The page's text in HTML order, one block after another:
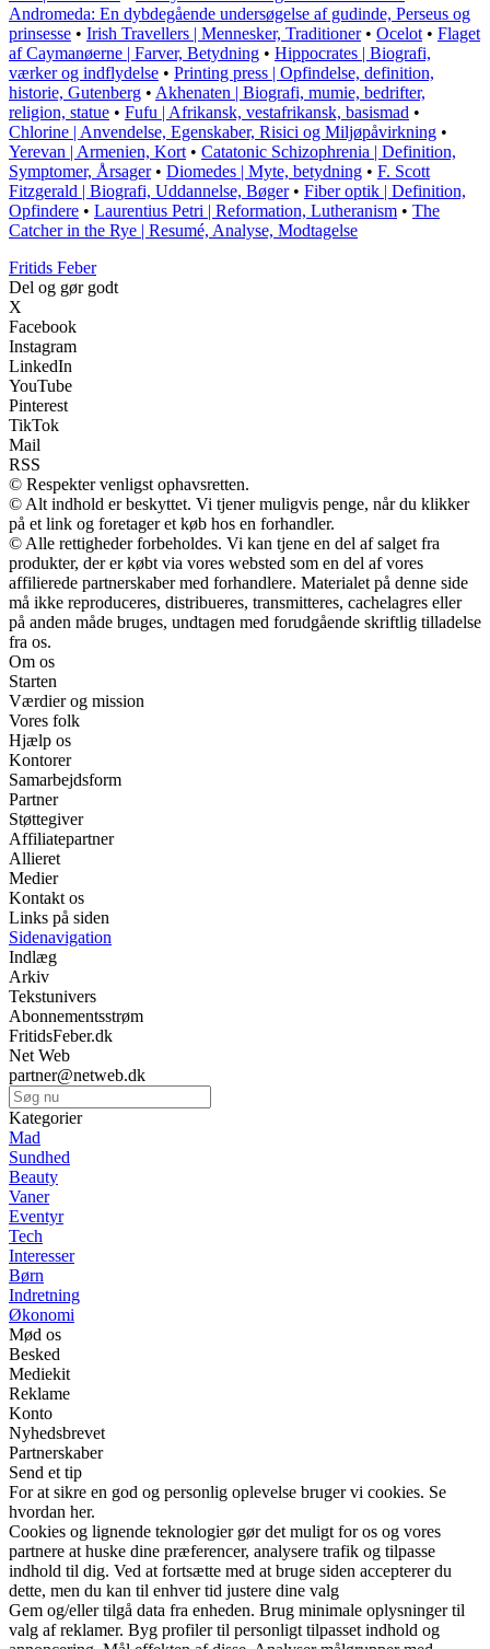
Andromeda: En dybdegående undersøgelse af gudinde, Perseus og
prinsesse • Irish Travellers | Mennesker, Traditioner• Ocelot • Flaget
af Caymanøerne | Farver, Betydning • Hippocrates | Biografi,
værker og indflydelse • Printing press | Opfindelse, definition,
historie, Gutenberg • Akhenaten | Biografi, mumie, bedrifter,
religion, statue • Fufu | Afrikansk, vestafrikansk, basismad •
Chlorine | Anvendelse, Egenskaber, Risici og Miljøpåvirkning •
Yerevan | Armenien, Kort • Catatonic Schizophrenia | Definition,
Symptomer, Årsager• Diomedes | Myte, betydning • F. Scott
Fitzgerald | Biografi, Uddannelse, Bøger• Fiber optik | Definition,
Opfindere • Laurentius Petri | Reformation, Lutheranism • The
Catcher in the Rye | Resumé, Analyse, Modtagelse
Fritids Feber
Del og gør godt
X
Facebook
Instagram
LinkedIn
YouTube
Pinterest
TikTok
Mail
RSS
© Respekter venligst ophavsretten.
© Alt indhold er beskyttet. Vi tjener muligvis penge, når du klikker
på et link og foretager et køb hos en forhandler.
© Alle rettigheder forbeholdes. Vi kan tjene en del af salget fra
produkter, der er købt via vores websted som en del af vores
affilierede partnerskaber med forhandlere. Materialet på denne side
må ikke reproduceres, distribueres, transmitteres, cachelagres eller
på anden måde bruges, undtagen med forudgående skriftlig tilladelse
fra os.
Om os
Starten
Værdier og mission
Vores folk
Hjælp os
Kontorer
Samarbejdsform
Partner
Støttegiver
Affiliatepartner
Allieret
Medier
Kontakt os
Links på siden
Sidenavigation
Indlæg
Arkiv
Tekstunivers
Abonnementsstrøm
FritidsFeber.dk
Net Web
partner@netweb.dk
Kategorier
Mad
Sundhed
Beauty
Vaner
Eventyr
Tech
Interesser
Børn
Indretning
Økonomi
Mød os
Besked
Mediekit
Reklame
Konto
Nyhedsbrevet
Partnerskaber
Send et tip
For at sikre en god og personlig oplevelse bruger vi cookies. Se
hvordan her.
Cookies og lignende teknologier gør det muligt for os og vores
partnere at huske dine præferencer, analysere trafik og tilpasse
indhold til dig. Ved at fortsætte med at bruge siden accepterer du
dette, men du kan til enhver tid justere dine valg
Gem og/eller tilgå data fra enheden. Brug minimale oplysninger til
valg af reklamer. Byg profiler til personligt tilpasset indhold og